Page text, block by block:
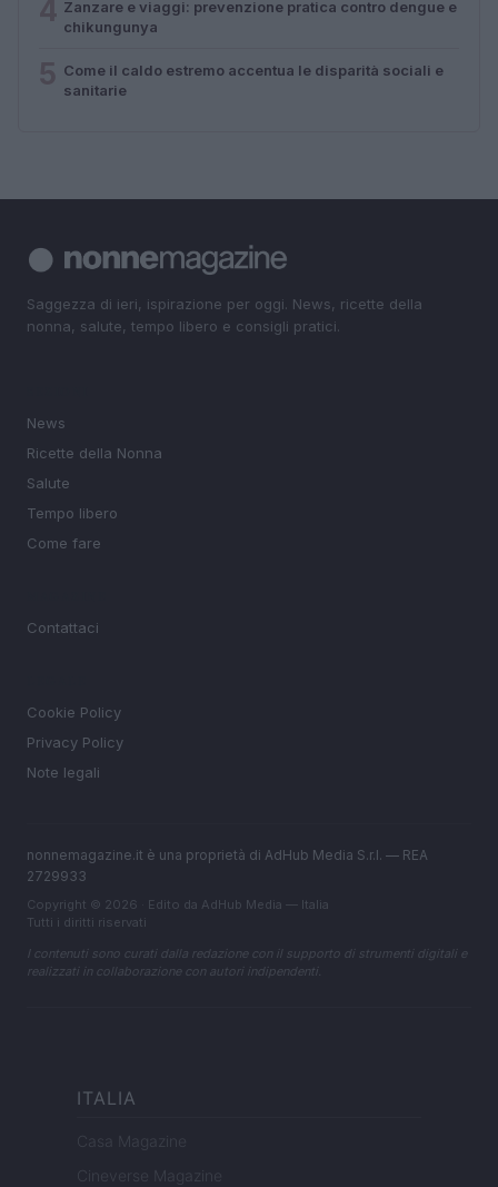
Zanzare e viaggi: prevenzione pratica contro dengue e
chikungunya
Come il caldo estremo accentua le disparità sociali e
sanitarie
Saggezza di ieri, ispirazione per oggi. News, ricette della
nonna, salute, tempo libero e consigli pratici.
News
Ricette della Nonna
Salute
Tempo libero
Come fare
Contattaci
Cookie Policy
Privacy Policy
Note legali
nonnemagazine.it è una proprietà di AdHub Media S.r.l. — REA
2729933
Copyright © 2026 · Edito da AdHub Media — Italia
Tutti i diritti riservati
I contenuti sono curati dalla redazione con il supporto di strumenti digitali e
realizzati in collaborazione con autori indipendenti.
ITALIA
Casa Magazine
Cineverse Magazine